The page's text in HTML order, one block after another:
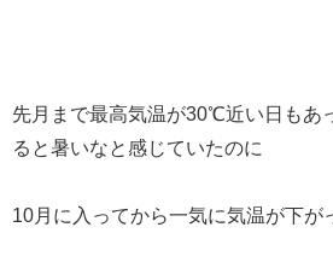
先月まで最高気温が30℃近い日もあ
ると暑いなと感じていたのに
10月に入ってから一気に気温が下が